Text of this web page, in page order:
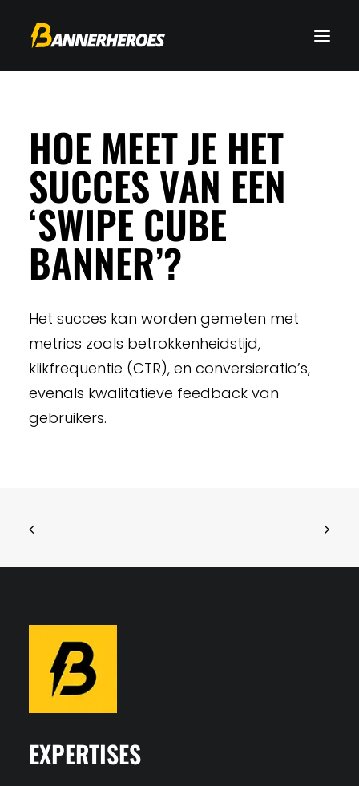
HOE MEET JE HET
SUCCES VAN EEN
‘SWIPE CUBE
BANNER’?
Het succes kan worden gemeten met
metrics zoals betrokkenheidstijd,
klikfrequentie (CTR), en conversieratio’s,
evenals kwalitatieve feedback van
gebruikers.
EXPERTISES